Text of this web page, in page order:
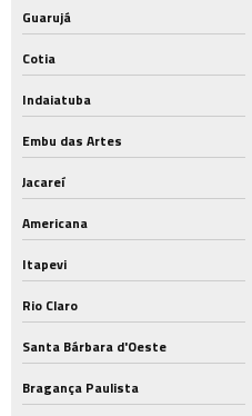
Guarujá
Cotia
Indaiatuba
Embu das Artes
Jacareí
Americana
Itapevi
Rio Claro
Santa Bárbara d'Oeste
Bragança Paulista